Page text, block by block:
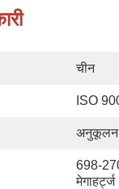
चीन
ISO
अनुकूलन
698-
मेगाहर्ट्ज